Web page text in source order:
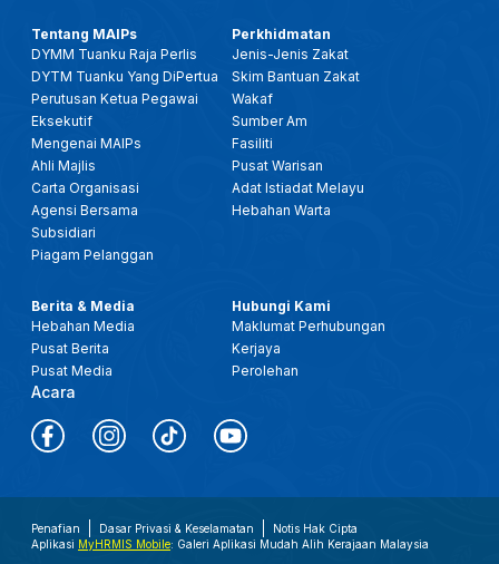
Tentang MAIPs
DYMM Tuanku Raja Perlis
DYTM Tuanku Yang DiPertua
Perutusan Ketua Pegawai
Eksekutif
Mengenai MAIPs
Ahli Majlis
Carta Organisasi
Agensi Bersama
Subsidiari
Piagam Pelanggan
Perkhidmatan
Jenis-Jenis Zakat
Skim Bantuan Zakat
Wakaf
Sumber Am
Fasiliti
Pusat Warisan
Adat Istiadat Melayu
Hebahan Warta
Berita & Media
Hebahan Media
Pusat Berita
Pusat Media
Acara
Hubungi Kami
Maklumat Perhubungan
Kerjaya
Perolehan
Penafian Dasar Privasi & Keselamatan
Notis Hak Cipta
Aplikasi MyHRMIS Mobile: Galeri Aplikasi Mudah Alih Kerajaan Malaysia